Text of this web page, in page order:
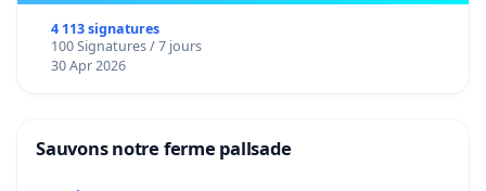
4 113 signatures
100 Signatures / 7 jours
30 Apr 2026
Sauvons notre ferme pallsade